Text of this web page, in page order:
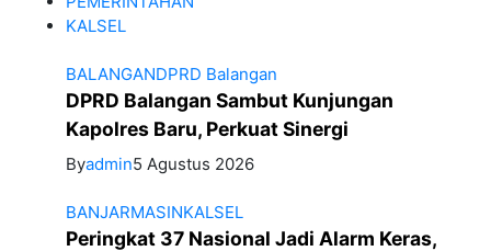
KALSEL
BALANGANDPRD Balangan
DPRD Balangan Sambut Kunjungan
Kapolres Baru, Perkuat Sinergi
Byadmin5 Agustus 2026
BANJARMASINKALSEL
Peringkat 37 Nasional Jadi Alarm Keras,